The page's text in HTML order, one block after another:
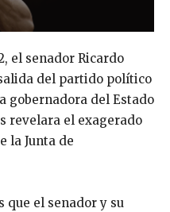
el senador Ricardo
del partido político
gobernadora del Estado
revelara el exagerado
la Junta de
que el senador y su